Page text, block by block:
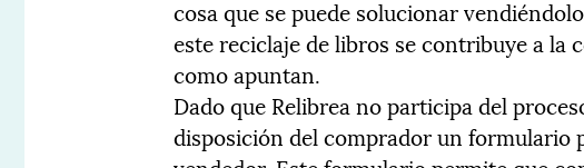
cosa que se puede solucionar
este reciclaje de libros se contribuye a la
como apuntan.
Dado que Relibrea no participa del
disposición del comprador un formulario